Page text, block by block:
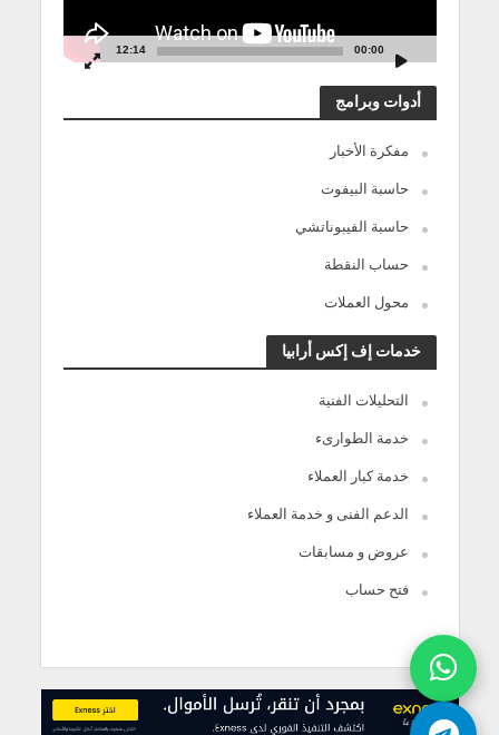
00:00
12:14
أدوات وبرامج
مفكرة الأخبار
حاسبة البيفوت
حاسبة الفيبوناتشي
حساب النقطة
محول العملات
خدمات إف إكس أرابيا
التحليلات الفنية
خدمة الطوارىء
خدمة كبار العملاء
الدعم الفنى و خدمة العملاء
عروض و مسابقات
فتح حساب